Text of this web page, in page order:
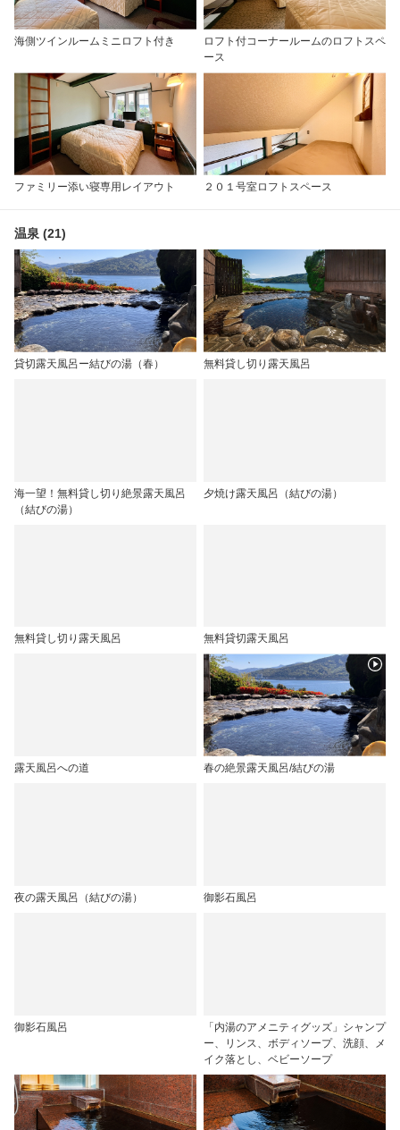
海側ツインルームミニロフト付き
ロフト付コーナールームのロフトスペ
ース
ファミリー添い寝専用レイアウト ２０１号室ロフトスペース
温泉 (21)
貸切露天風呂ー結びの湯（春） 無料貸し切り露天風呂
海一望！無料貸し切り絶景露天風呂
（結びの湯）
夕焼け露天風呂（結びの湯）
無料貸し切り露天風呂 無料貸切露天風呂
露天風呂への道 春の絶景露天風呂/結びの湯
夜の露天風呂（結びの湯） 御影石風呂
御影石風呂
「内湯のアメニティグッズ」シャンプ
ー、リンス、ボディソープ、洗顔、メ
イク落とし、ベビーソープ